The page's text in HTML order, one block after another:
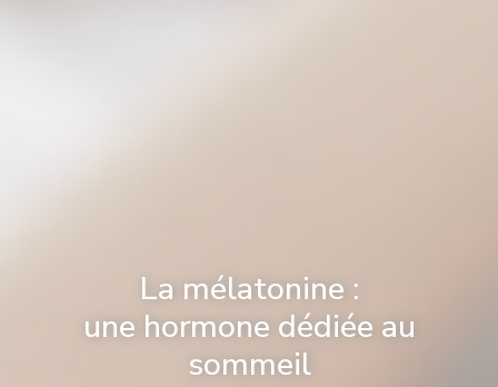
La mélatonine :
une hormone dédiée au
sommeil